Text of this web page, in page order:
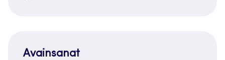
Avainsanat